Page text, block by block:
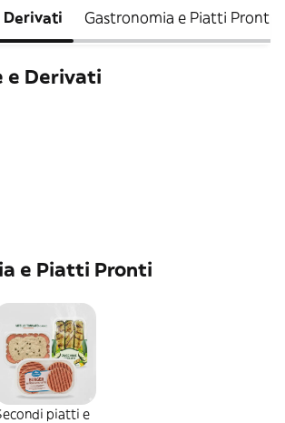
Derivati Gastronomia e Piatti Pronti
e Derivati
e Piatti Pronti
piatti e